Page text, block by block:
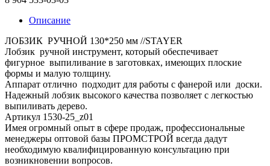
Описание
ЛОБЗИК РУЧНОЙ 130*250 мм //STAYER
Лобзик ручной инструмент, который обеспечивает
фигурное выпиливание в заготовках, имеющих плоские
формы и малую толщину.
Аппарат отлично подходит для работы с фанерой или доски.
Надежный лобзик высокого качества позволяет с легкостью
выпиливать дерево.
Артикул 1530-25_z01
Имея огромный опыт в сфере продаж, профессиональные
менеджеры оптовой базы ПРОМСТРОЙ всегда дадут
необходимую квалифицированную консультацию при
возникновении вопросов.